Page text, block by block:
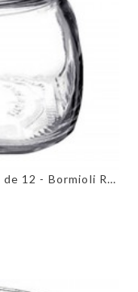
Bocal hermetique Fido 56cl - lot de 12 - Bormioli Rocco